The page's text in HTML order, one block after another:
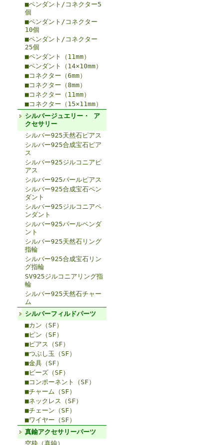
■ペンダント/コネクター5
個
■ペンダント/コネクター
10個
■ペンダント/コネクター
25個
■ペンダント（11mm）
■ペンダント（14×10mm）
■コネクター（6mm）
■コネクター（8mm）
■コネクター（11mm）
■コネクター（15×11mm）
シルバージュエリー・ ア
クセサリー
シルバー925天然石ピアス
シルバー925合成宝石ピア
ス
シルバー925ジルコニアピ
アス
シルバー925パールピアス
シルバー925合成宝石ペン
ダント
シルバー925ジルコニアペ
ンダント
シルバー925パールペンダ
ント
シルバー925天然石リング
指輪
シルバー925合成宝石リン
グ指輪
SV925ジルコニアリング指
輪
シルバー925天然石チャー
ム
シルバーフィルドパーツ
■カン（SF）
■ピン（SF）
■ピアス（SF）
■つぶし玉（SF）
■金具（SF）
■ビーズ（SF）
■コンポーネント（SF）
■チャーム（SF）
■ネックレス（SF）
■チェーン（SF）
■ワイヤー（SF）
真鍮アクセサリーパーツ
空枠（真鍮）